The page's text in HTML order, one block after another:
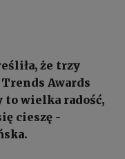
że trzy
Awards
to wielka radość,
cieszę -